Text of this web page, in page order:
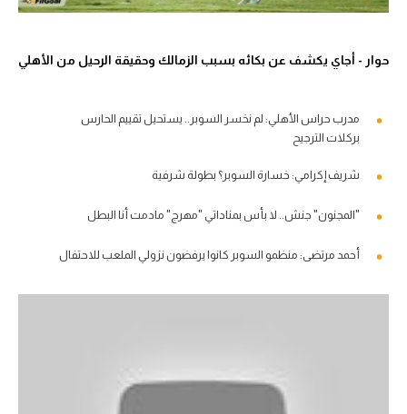
حوار - أجاي يكشف عن بكائه بسبب الزمالك وحقيقة الرحيل من الأهلي
مدرب حراس الأهلي: لم نخسر السوبر.. يستحيل تقييم الحارس
بركلات الترجيح
شريف إكرامي: خسارة السوبر؟ بطولة شرفية
"المجنون" جنش.. لا بأس بمناداتي "مهرج" مادمت أنا البطل
أحمد مرتضى: منظمو السوبر كانوا يرفضون نزولي الملعب للاحتفال